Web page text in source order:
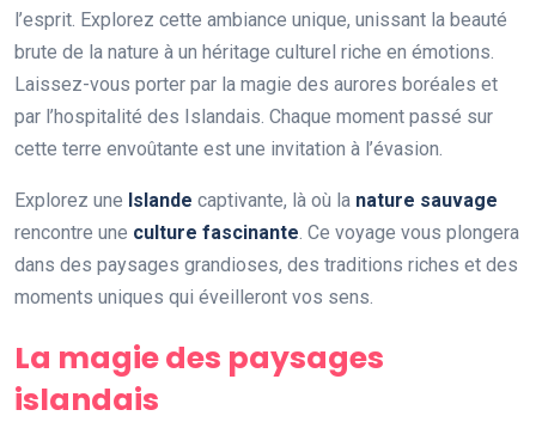
l’esprit. Explorez cette ambiance unique, unissant la beauté
brute de la nature à un héritage culturel riche en émotions.
Laissez-vous porter par la magie des aurores boréales et
par l’hospitalité des Islandais. Chaque moment passé sur
cette terre envoûtante est une invitation à l’évasion.
Explorez une Islande captivante, là où la nature sauvage
rencontre une culture fascinante. Ce voyage vous plongera
dans des paysages grandioses, des traditions riches et des
moments uniques qui éveilleront vos sens.
La magie des paysages
islandais